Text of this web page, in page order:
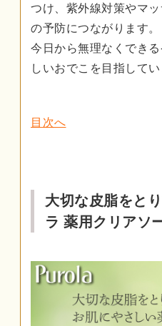
つけ、紫外線対策やマ
の予防につながります。
今日から無理なくでき
しいおでこを目指してい
目次へ
大切な皮脂をと
ラ 薬用クリアソ